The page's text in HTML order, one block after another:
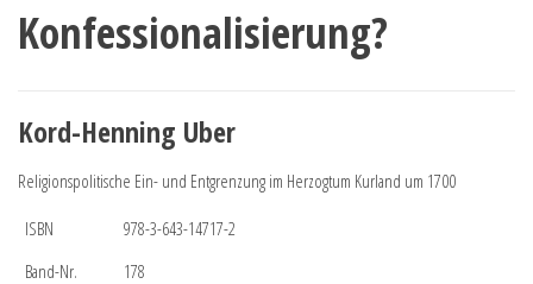
Konfessionalisierung?
Kord-Henning Uber
Religionspolitische Ein- und Entgrenzung im Herzogtum Kurland um 1700
ISBN
978-3-643-14717-2
Band-Nr.
178